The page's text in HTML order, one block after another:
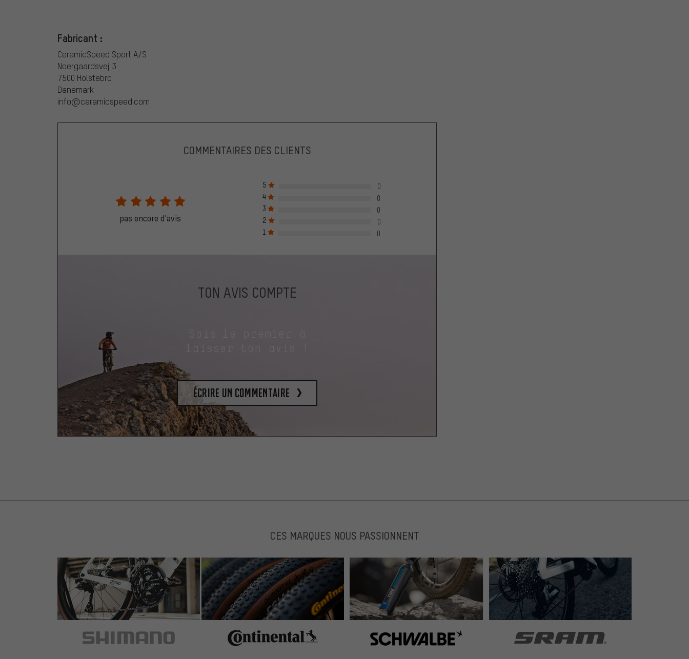
Fabricant :
CeramicSpeed Sport A/S
Noergaardsvej 3
7500 Holstebro
Danemark
info@ceramicspeed.com
COMMENTAIRES DES CLIENTS
pas encore d'avis
5
0
4
0
3
0
2
0
1
0
TON AVIS COMPTE
laisser ton avis !
Écrire un commentaire
CES MARQUES NOUS PASSIONNENT